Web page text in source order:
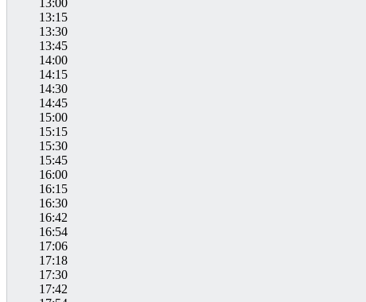
13:15
13:30
13:45
14:00
14:15
14:30
14:45
15:00
15:15
15:30
15:45
16:00
16:15
16:30
16:42
16:54
17:06
17:18
17:30
17:42